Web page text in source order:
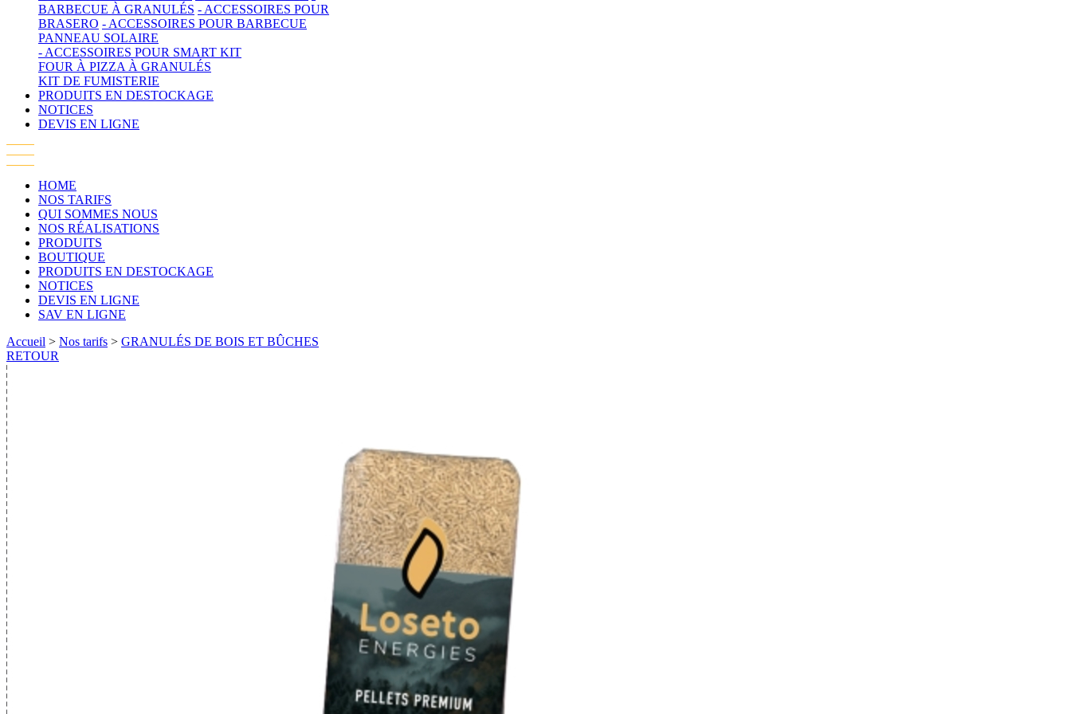
BARBECUE À GRANULÉS - ACCESSOIRES POUR
BRASERO - ACCESSOIRES POUR BARBECUE
PANNEAU SOLAIRE
- ACCESSOIRES POUR SMART KIT
FOUR À PIZZA À GRANULÉS
KIT DE FUMISTERIE
PRODUITS EN DESTOCKAGE
NOTICES
DEVIS EN LIGNE
HOME
NOS TARIFS
QUI SOMMES NOUS
NOS RÉALISATIONS
PRODUITS
BOUTIQUE
PRODUITS EN DESTOCKAGE
NOTICES
DEVIS EN LIGNE
SAV EN LIGNE
Accueil > Nos tarifs > GRANULÉS DE BOIS ET BÛCHES
RETOUR